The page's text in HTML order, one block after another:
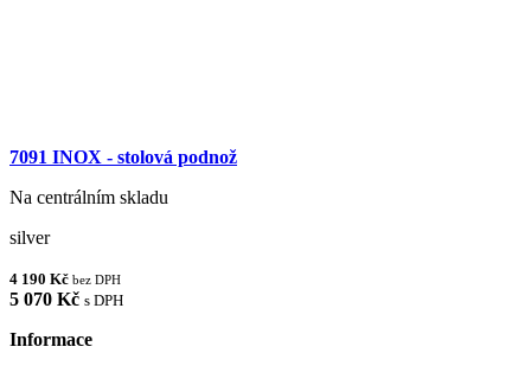
7091 INOX - stolová podnož
Na centrálním skladu
silver
4 190 Kč bez DPH
5 070 Kč s DPH
Informace